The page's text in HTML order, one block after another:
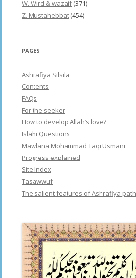
W. Wird & wazaif(371)
Z. Mustahebbat (454)
PAGES
Ashrafiya Silsila
Contents
FAQs
For the seeker
How to develop Allah’s love?
Islahi Questions
Mawlana Mohammad Taqi Usmani
Progress explained
Site Index
Tasawwuf
The salient features of Ashrafiya path